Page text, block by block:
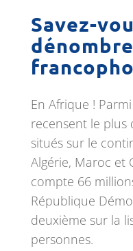
Savez-
En Afrique !
recensent le plus
situés sur le
Algérie, Maroc et
compte 66
République
deuxième sur la
personnes.